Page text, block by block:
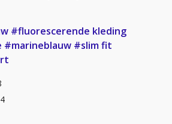
#fluorescerende kleding
#marineblauw #slim fit